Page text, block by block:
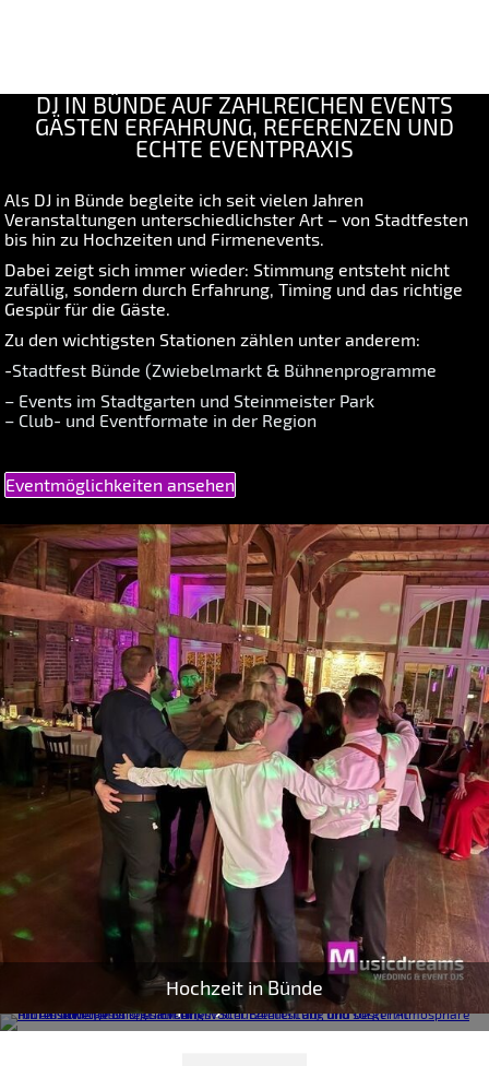
DJ IN BÜNDE AUF ZAHLREICHEN EVENTS
GÄSTEN ERFAHRUNG, REFERENZEN UND
ECHTE EVENTPRAXIS
Als DJ in Bünde begleite ich seit vielen Jahren
Veranstaltungen unterschiedlichster Art – von Stadtfesten
bis hin zu Hochzeiten und Firmenevents.
Dabei zeigt sich immer wieder: Stimmung entsteht nicht
zufällig, sondern durch Erfahrung, Timing und das richtige
Gespür für die Gäste.
Zu den wichtigsten Stationen zählen unter anderem:
-Stadtfest Bünde (Zwiebelmarkt & Bühnenprogramme
– Events im Stadtgarten und Steinmeister Park
– Club- und Eventformate in der Region
Eventmöglichkeiten ansehen
Hochzeit in Bünde
Mottoparty & Schützenfest